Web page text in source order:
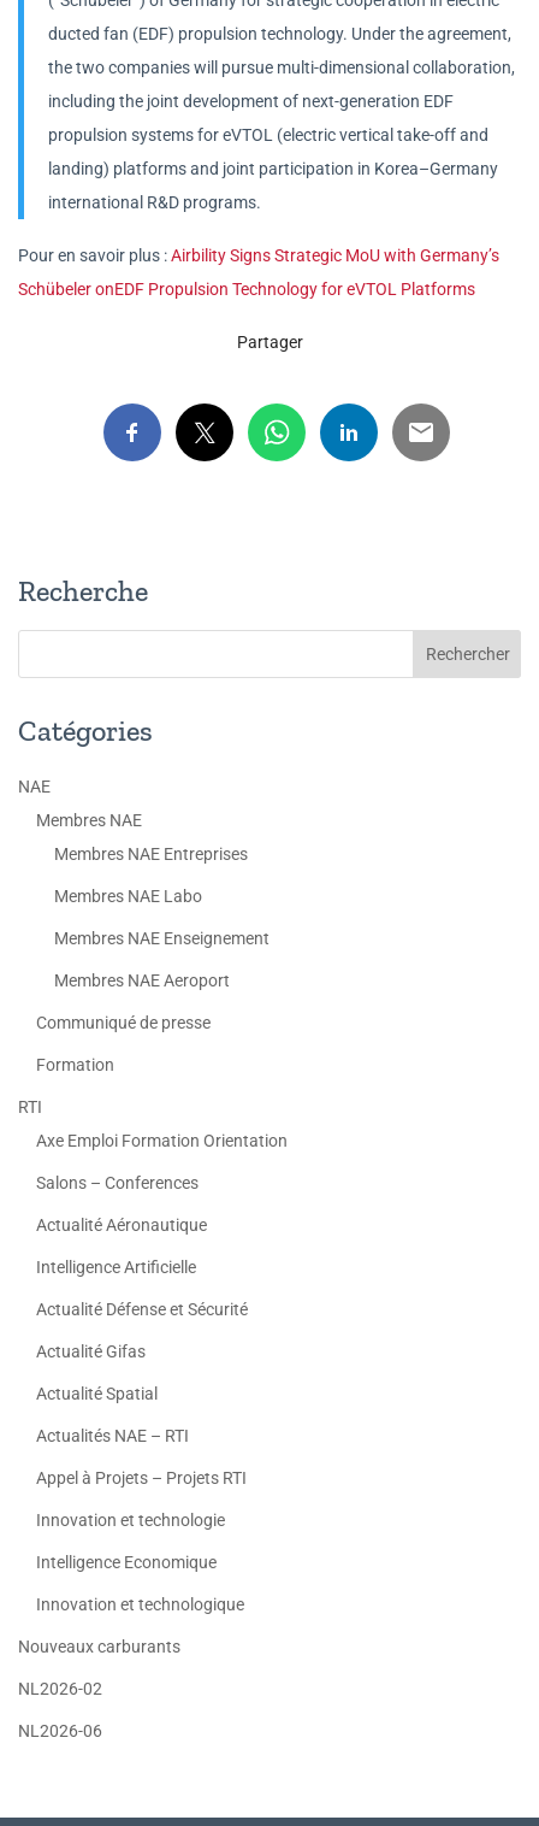
ducted fan (EDF) propulsion technology. Under the agreement,
the two companies will pursue multi-dimensional collaboration,
including the joint development of next-generation EDF
propulsion systems for eVTOL (electric vertical take-off and
landing) platforms and joint participation in Korea–Germany
international R&D programs.
Pour en savoir plus :Airbility Signs Strategic MoU with Germany’s
Schübeler onEDF Propulsion Technology for eVTOL Platforms
Partager
Recherche
Catégories
NAE
Membres NAE
Membres NAE Entreprises
Membres NAE Labo
Membres NAE Enseignement
Membres NAE Aeroport
Communiqué de presse
Formation
RTI
Axe Emploi Formation Orientation
Salons – Conferences
Actualité Aéronautique
Intelligence Artificielle
Actualité Défense et Sécurité
Actualité Gifas
Actualité Spatial
Actualités NAE – RTI
Appel à Projets – Projets RTI
Innovation et technologie
Intelligence Economique
Innovation et technologique
Nouveaux carburants
NL2026-02
NL2026-06